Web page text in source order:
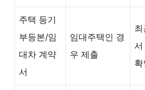
주택 등기
부등본/임
대차 계약
서
임대주택인 경
우 제출
확